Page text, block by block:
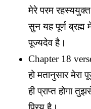
मेरे परम
सुन यह पूर्ण ब्रह्म
पूज्यदेव है।
Chapter 18
हो मतानुसार
ही प्राप्त होगा